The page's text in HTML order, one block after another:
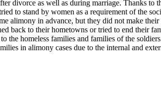
divorce as well as during marriage. Thanks to
to stand by women as a requirement of the
alimony in advance, but they did not make
back to their hometowns or tried to end their
the homeless families and families of the
in alimony cases due to the internal and